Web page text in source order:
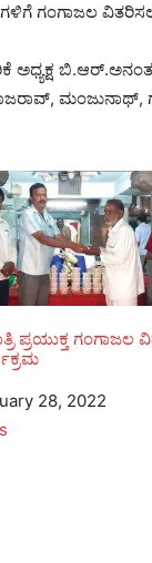
ಗಂಗಾಜಲ
ಅಧ್ಯಕ್ಷ
ಪ್ರಯುಕ್ತ ಗಂಗಾಜಲ
28, 2022
to